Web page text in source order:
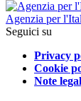
Agenzia per
Seguici su
Privacy
Cookie
Note